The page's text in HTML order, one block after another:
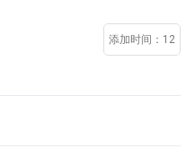
添加时间：12